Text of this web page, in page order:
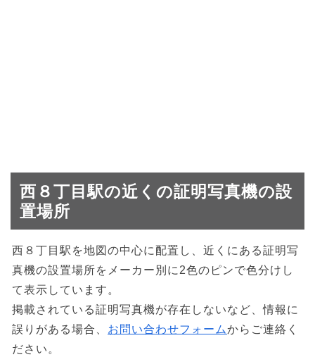
西８丁目駅の近くの証明写真機の設
置場所
西８丁目駅を地図の中心に配置し、近くにある証明写
真機の設置場所をメーカー別に2色のピンで色分けし
て表示しています。
掲載されている証明写真機が存在しないなど、情報に
誤りがある場合、 お問い合わせフォームからご連絡く
ださい。